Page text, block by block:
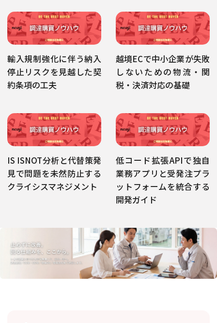
輸入規制強化に伴う納入
停止リスクを見越した契
約条項の工夫
越境ECで中小企業が失敗
しないための物流・関
税・決済対応の基礎
IS ISNOT分析と代替策発
見で問題を未然防止する
クライシスマネジメント
低コード拡張APIで独自
業務アプリと受発注プラ
ットフォームを統合する
開発ガイド